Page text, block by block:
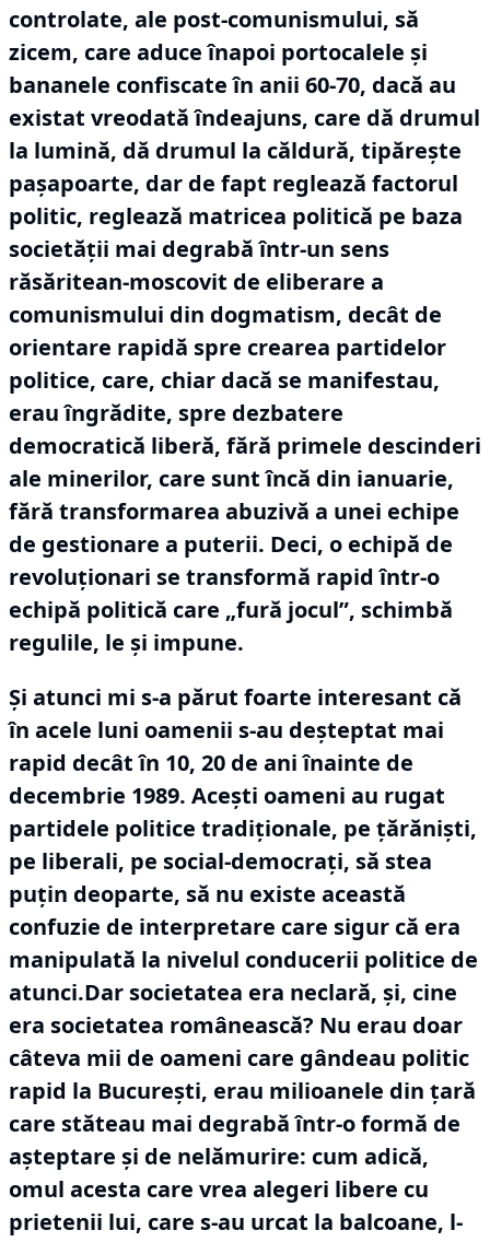
controlate, ale post-comunismului, să
zicem, care aduce înapoi portocalele și
bananele confiscate în anii 60-70, dacă au
existat vreodată îndeajuns, care dă drumul
la lumină, dă drumul la căldură, tipărește
pașapoarte, dar de fapt reglează factorul
politic, reglează matricea politică pe baza
societății mai degrabă într-un sens
răsăritean-moscovit de eliberare a
comunismului din dogmatism, decât de
orientare rapidă spre crearea partidelor
politice, care, chiar dacă se manifestau,
erau îngrădite, spre dezbatere
democratică liberă, fără primele descinderi
ale minerilor, care sunt încă din ianuarie,
fără transformarea abuzivă a unei echipe
de gestionare a puterii. Deci, o echipă de
revoluționari se transformă rapid într-o
echipă politică care „fură jocul”, schimbă
regulile, le și impune.
Și atunci mi s-a părut foarte interesant că
în acele luni oamenii s-au deșteptat mai
rapid decât în 10, 20 de ani înainte de
decembrie 1989. Acești oameni au rugat
partidele politice tradiționale, pe țărăniști,
pe liberali, pe social-democrați, să stea
puțin deoparte, să nu existe această
confuzie de interpretare care sigur că era
manipulată la nivelul conducerii politice de
atunci.Dar societatea era neclară, și, cine
era societatea românească? Nu erau doar
câteva mii de oameni care gândeau politic
rapid la București, erau milioanele din țară
care stăteau mai degrabă într-o formă de
așteptare și de nelămurire: cum adică,
omul acesta care vrea alegeri libere cu
prietenii lui, care s-au urcat la balcoane, l-